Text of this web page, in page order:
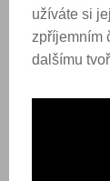
užíváte si
zpříjemním
dalšímu